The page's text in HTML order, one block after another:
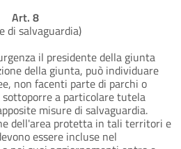
Art. 8
di salvaguardia)
il presidente della giunta
della giunta, può individuare
non facenti parte di parchi o
a particolare tutela
misure di salvaguardia.
dell'area protetta in tali territori e
essere incluse nel